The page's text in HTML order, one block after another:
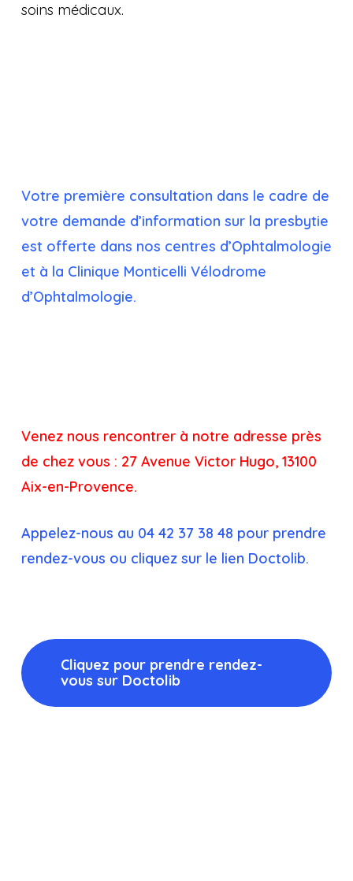
soins médicaux.
Votre première consultation dans le cadre de
votre demande d’information sur la presbytie
est offerte dans nos centres d’Ophtalmologie
et à la Clinique Monticelli Vélodrome
d’Ophtalmologie.
Venez nous rencontrer à notre adresse près
de chez vous : 27 Avenue Victor Hugo, 13100
Aix-en-Provence.
Appelez-nous au 04 42 37 38 48 pour prendre
rendez-vous ou cliquez sur le lien Doctolib.
Cliquez pour prendre rendez-
vous sur Doctolib